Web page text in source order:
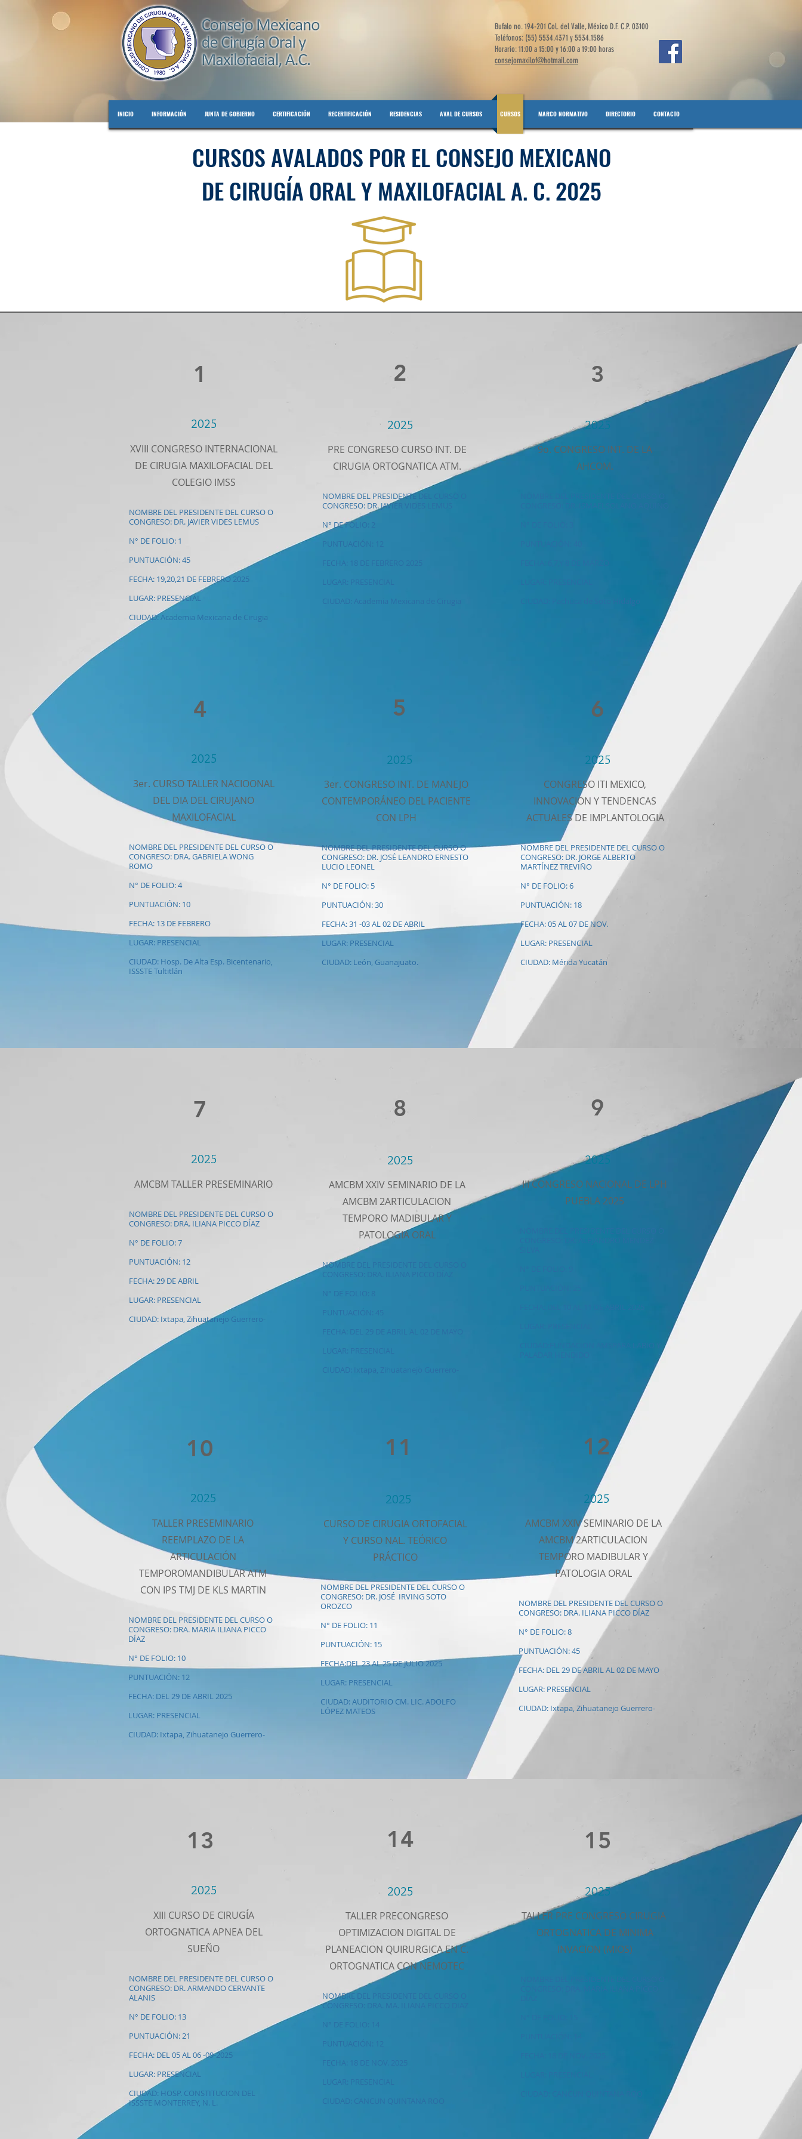
Bufalo no. 194-201 Col. del Valle, México D.F. C.P. 03100
Teléfonos: (55) 5534.4371 y 5534.1586
Horario: 11:00 a 15:00 y 16:00 a 19:00 horas
consejomaxilof@hotmail.com
INICIO INFORMACIÓN JUNTA DE GOBIERNO CERTIFICACIÓN RECERTIFICACIÓN RESIDENCIAS AVAL DE CURSOS CURSOS MARCO NORMATIVO DIRECTORIO CONTACTO
CURSOS AVALADOS POR EL CONSEJO MEXICANO
DE CIRUGÍAORAL Y MAXILOFACIAL A. C. 2025
1
2025
XVIII CONGRESO INTERNACIONAL
DE CIRUGIA MAXILOFACIAL DEL
COLEGIO IMSS
NOMBRE DEL PRESIDENTE DEL CURSO O
CONGRESO: DR. JAVIER VIDES LEMUS
N° DE FOLIO: 1
PUNTUACIÓN: 45
FECHA: 19,20,21 DE FEBRERO 2025
LUGAR: PRESENCIAL
CIUDAD: Academia Mexicana de Cirugia
2
2025
PRE CONGRESO CURSO INT. DE
CIRUGIA ORTOGNATICA ATM.
NOMBRE DEL PRESIDENTE DEL CURSO O
CONGRESO: DR. JAVIER VIDES LEMUS
N° DE FOLIO: 2
PUNTUACIÓN: 12
FECHA: 18 DE FEBRERO 2025
LUGAR: PRESENCIAL
CIUDAD: Academia Mexicana de Cirugia
3
2025
9o. CONGRESO INT. DE LA
AHCOM.
CIUDAD: Pachuca de Soto Hidalgo
4
2025
3er. CURSO TALLER NACIOONAL
DEL DIA DEL CIRUJANO
MAXILOFACIAL
NOMBRE DEL PRESIDENTE DEL CURSO O
CONGRESO: DRA. GABRIELA WONG
ROMO
N° DE FOLIO: 4
PUNTUACIÓN: 10
FECHA: 13 DE FEBRERO
LUGAR: PRESENCIAL
CIUDAD: Hosp. De Alta Esp. Bicentenario,
ISSSTE Tultitlán
5
2025
3er. CONGRESO INT. DE MANEJO
CONTEMPORÁNEO DEL PACIENTE
CON LPH
NOMBRE DEL PRESIDENTE DEL CURSO O
CONGRESO: DR. JOSÉ LEANDRO ERNESTO
LUCIO LEONEL
N° DE FOLIO: 5
PUNTUACIÓN: 30
FECHA: 31 -03 AL 02 DE ABRIL
LUGAR: PRESENCIAL
CIUDAD: León, Guanajuato.
6
2025
CONGRESO ITI MEXICO,
INNOVACION Y TENDENCAS
ACTUALES DE IMPLANTOLOGIA
NOMBRE DEL PRESIDENTE DEL CURSO O
CONGRESO: DR. JORGE ALBERTO
MARTÍNEZ TREVIÑO
N° DE FOLIO: 6
PUNTUACIÓN: 18
FECHA: 05 AL 07 DE NOV.
LUGAR: PRESENCIAL
CIUDAD: Mérida Yucatán
7
2025
AMCBM TALLER PRESEMINARIO
NOMBRE DEL PRESIDENTE DEL CURSO O
CONGRESO: DRA. ILIANA PICCO DÍAZ
N° DE FOLIO: 7
PUNTUACIÓN: 12
FECHA: 29 DE ABRIL
LUGAR: PRESENCIAL
CIUDAD: Ixtapa, Zihuatanejo Guerrero-
8
2025
AMCBM XXIV SEMINARIO DE LA
AMCBM 2ARTICULACION
TEMPORO MADIBULAR Y
PATOLOGIA ORAL
NOMBRE DEL PRESIDENTE DEL CURSO O
CONGRESO: DRA. ILIANA PICCO DÍAZ
N° DE FOLIO: 8
PUNTUACIÓN: 45
FECHA: DEL 29 DE ABRIL AL 02 DE MAYO
LUGAR: PRESENCIAL
CIUDAD: Ixtapa, Zihuatanejo Guerrero-
9
2025
III CONGRESO NACIONAL DE LPH
PUEBLA 2025
FECHA: DEL 10 AL 11 DE ABRIL 2025
CIUDAD:FUNDACION AMSPARA LABIO Y
10
2025
TALLER PRESEMINARIO
REEMPLAZO DE LA
ARTICULACIÓN
TEMPOROMANDIBULAR ATM
CON IPS TMJ DE KLS MARTIN
NOMBRE DEL PRESIDENTE DEL CURSO O
CONGRESO: DRA. MARIA ILIANA PICCO
DÍAZ
N° DE FOLIO: 10
PUNTUACIÓN: 12
FECHA: DEL 29 DE ABRIL 2025
LUGAR: PRESENCIAL
CIUDAD: Ixtapa, Zihuatanejo Guerrero-
11
2025
CURSO DE CIRUGIA ORTOFACIAL
Y CURSO NAL. TEÓRICO
PRÁCTICO
NOMBRE DEL PRESIDENTE DEL CURSO O
CONGRESO: DR. JOSÉ IRVING SOTO
OROZCO
N° DE FOLIO: 11
PUNTUACIÓN: 15
FECHA:DEL 23 AL 25 DE JULIO 2025
LUGAR: PRESENCIAL
CIUDAD: AUDITORIO CM. LIC. ADOLFO
LÓPEZ MATEOS
12
2025
AMCBM XXIV SEMINARIO DE LA
AMCBM 2ARTICULACION
TEMPORO MADIBULAR Y
PATOLOGIA ORAL
NOMBRE DEL PRESIDENTE DEL CURSO O
CONGRESO: DRA. ILIANA PICCO DÍAZ
N° DE FOLIO: 8
PUNTUACIÓN: 45
FECHA: DEL 29 DE ABRIL AL 02 DE MAYO
LUGAR: PRESENCIAL
CIUDAD: Ixtapa, Zihuatanejo Guerrero-
13
2025
XIII CURSO DE CIRUGÍA
ORTOGNATICA APNEA DEL
SUEÑO
NOMBRE DEL PRESIDENTE DEL CURSO O
CONGRESO: DR. ARMANDO CERVANTE
ALANIS
N° DE FOLIO: 13
PUNTUACIÓN: 21
FECHA: DEL 05 AL 06 -09-2025
LUGAR: PRESENCIAL
CIUDAD: HOSP. CONSTITUCION DEL
ISSSTE MONTERREY, N. L.
14
2025
TALLER PRECONGRESO
OPTIMIZACION DIGITAL DE
PLANEACION QUIRURGICA EN C.
ORTOGNATICA CON NEMOTEC
NOMBRE DEL PRESIDENTE DEL CURSO O
CONGRESO: DRA. MA. ILIANA PICCO DIAZ
N° DE FOLIO: 14
PUNTUACIÓN: 12
FECHA: 18 DE NOV. 2025
LUGAR: PRESENCIAL
CIUDAD: CANCUN QUINTANA ROO
15
2025
TALLER PRE CONGRESO CIRUGIA
ORTOGNATICA DE MINIMA
INVACION (MIOS)